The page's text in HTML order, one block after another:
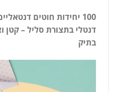
100 יחידות חוטים
דנטלי בתצורת סליל – קטן
בתיק